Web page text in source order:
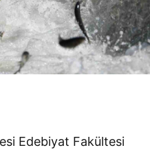
Edebiyat Fakültesi